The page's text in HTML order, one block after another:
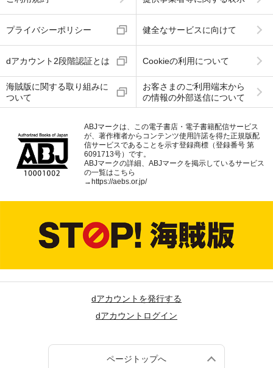
プライバシーポリシー 健全なサービスに向けて
dアカウント2段階認証とは Cookieの利用について
海賊版に関する取り組みに
ついて
お客さまのご利用端末から
の情報の外部送信について
ABJマークは、この電子書店・電子書籍配信サービス
が、著作権者からコンテンツ使用許諾を得た正規版配
信サービスであることを示す登録商標（登録番号 第
6091713号）です。
ABJマークの詳細、ABJマークを掲示しているサービス
の一覧はこちら
→ https://aebs.or.jp/
dアカウントを発行する
dアカウントログイン
ページトップへ